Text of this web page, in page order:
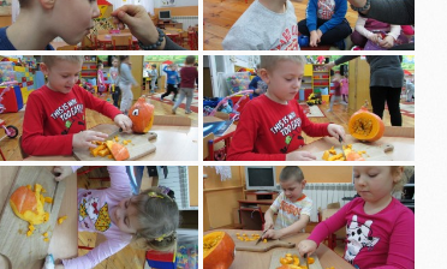
dla ptaków
Dzień Kobiet
Walentynki Jeżyki
Dokarmianie
ptaków
Jasełka 2023
Dzień świadomości
autyzmu
Wiosenne sadzenie
Dzień chłopaka
Dzień Przedszkolaka
Jasełka 2023
Pieczenie babeczek
Dzień świadomości
autyzmu
Fasola w różnych
odsłonach